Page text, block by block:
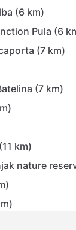
(6 km)
Pula (6
(7 km)
(7 km)
km)
nature